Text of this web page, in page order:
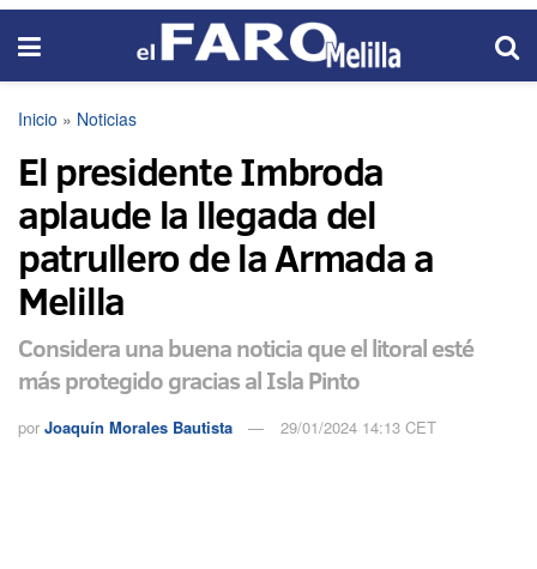
Inicio » Noticias
El presidente Imbroda
aplaude la llegada del
patrullero de la Armada a
Melilla
Considera una buena noticia que el litoral esté
más protegido gracias al Isla Pinto
por Joaquín Morales Bautista 29/01/2024 14:13 CET